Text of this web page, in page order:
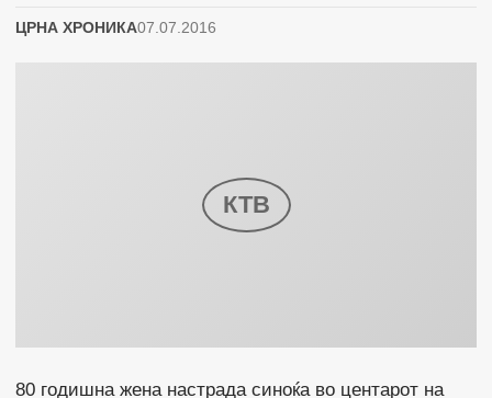
ЦРНА ХРОНИКА07.07.2016
80 годишна жена настрада синоќа во центарот на